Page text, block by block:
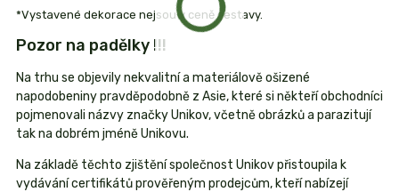
*Vystavené dekorace nejsou v ceně sestavy.
Pozor na padělky !!!
Na trhu se objevily nekvalitní a materiálově ošizené
napodobeniny pravděpodobně z Asie, které si někteří obchodníci
pojmenovali názvy značky Unikov, včetně obrázků a parazitují
tak na dobrém jméně Unikovu.
Na základě těchto zjištění společnost Unikov přistoupila k
vydávání certifikátů prověřeným prodejcům, kteří nabízejí